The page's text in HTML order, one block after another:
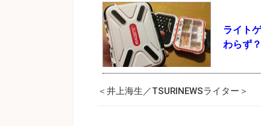
ライト
わらず？
＜井上海生／TSURINEWSライター＞